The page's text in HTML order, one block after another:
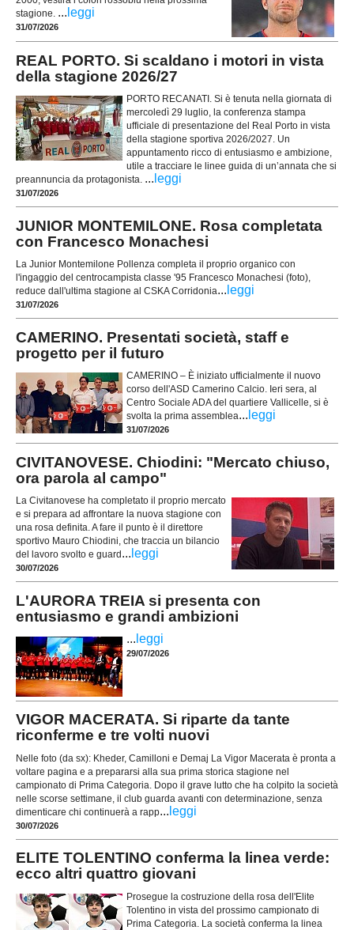
stagione. ... leggi
31/07/2026
REAL PORTO. Si scaldano i motori in vista
della stagione 2026/27
PORTO RECANATI. Si è tenuta nella giornata di
mercoledì 29 luglio, la conferenza stampa
ufficiale di presentazione del Real Porto in vista
della stagione sportiva 2026/2027. Un
appuntamento ricco di entusiasmo e ambizione,
utile a tracciare le linee guida di un’annata che si
preannuncia da protagonista. ... leggi
31/07/2026
JUNIOR MONTEMILONE. Rosa completata
con Francesco Monachesi
La Junior Montemilone Pollenza completa il proprio organico con
l'ingaggio del centrocampista classe '95 Francesco Monachesi (foto),
reduce dall'ultima stagione al CSKA Corridonia... leggi
31/07/2026
CAMERINO. Presentati società, staff e
progetto per il futuro
CAMERINO – È iniziato ufficialmente il nuovo
corso dell'ASD Camerino Calcio. Ieri sera, al
Centro Sociale ADA del quartiere Vallicelle, si è
svolta la prima assemblea... leggi
31/07/2026
CIVITANOVESE. Chiodini: "Mercato chiuso,
ora parola al campo"
La Civitanovese ha completato il proprio mercato
e si prepara ad affrontare la nuova stagione con
una rosa definita. A fare il punto è il direttore
sportivo Mauro Chiodini, che traccia un bilancio
del lavoro svolto e guard ... leggi
30/07/2026
L'AURORA TREIA si presenta con
entusiasmo e grandi ambizioni
... leggi
29/07/2026
VIGOR MACERATA. Si riparte da tante
riconferme e tre volti nuovi
Nelle foto (da sx): Kheder, Camilloni e Demaj La Vigor Macerata è pronta a
voltare pagina e a prepararsi alla sua prima storica stagione nel
campionato di Prima Categoria. Dopo il grave lutto che ha colpito la società
nelle scorse settimane, il club guarda avanti con determinazione, senza
dimenticare chi continuerà a rapp... leggi
30/07/2026
ELITE TOLENTINO conferma la linea verde:
ecco altri quattro giovani
Prosegue la costruzione della rosa dell'Elite
Tolentino in vista del prossimo campionato di
Prima Categoria. La società conferma la linea